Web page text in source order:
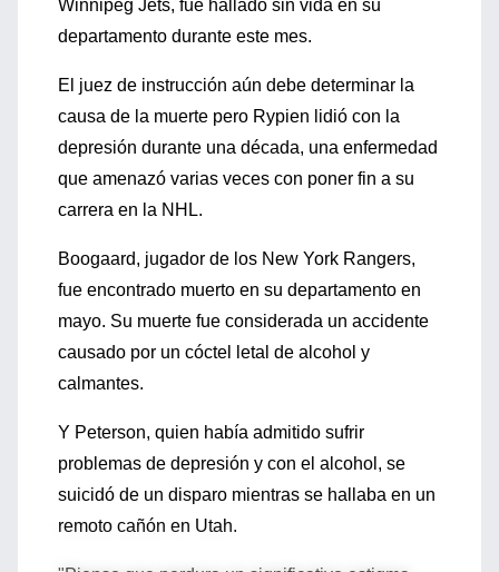
Winnipeg Jets, fue hallado sin vida en su
departamento durante este mes.
El juez de instrucción aún debe determinar la
causa de la muerte pero Rypien lidió con la
depresión durante una década, una enfermedad
que amenazó varias veces con poner fin a su
carrera en la NHL.
Boogaard, jugador de los New York Rangers,
fue encontrado muerto en su departamento en
mayo. Su muerte fue considerada un accidente
causado por un cóctel letal de alcohol y
calmantes.
Y Peterson, quien había admitido sufrir
problemas de depresión y con el alcohol, se
suicidó de un disparo mientras se hallaba en un
remoto cañón en Utah.